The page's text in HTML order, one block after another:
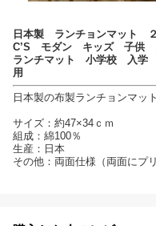
日本製 ランチョンマット
C’S モダン キッズ 子供
ランチマット 小学校 入
用
日本製の布製ランチョンマッ
サイズ：約47×34ｃｍ
組成：綿100％
生産：日本
その他：両面仕様（両面にプ